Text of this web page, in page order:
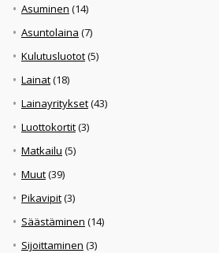
Asuminen (14)
Asuntolaina (7)
Kulutusluotot(5)
Lainat(18)
Lainayritykset(43)
Luottokortit(3)
Matkailu (5)
Muut(39)
Pikavipit(3)
Säästäminen (14)
Sijoittaminen (3)